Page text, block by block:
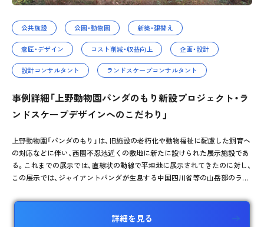
公共施設 公園・動物園 新築・建替え
意匠・デザイン コスト削減・収益向上 企画・設計
設計コンサルタント ランドスケープコンサルタント
事例詳細「上野動物園パンダのもり新設プロジェクト・ラ
ンドスケープデザインへのこだわり」
上野動物園「パンダのもり」は、旧施設の老朽化や動物福祉に配慮した飼育へ
の対応などに伴い、西園不忍池近くの敷地に新たに設けられた展示施設であ
る。これまでの展示では、直線状の動線で平坦地に展示されてきたのに対し、
この展示では、ジャイアントパンダが生息する中国四川省等の山岳部のラン
示を実現している。
詳細を見る